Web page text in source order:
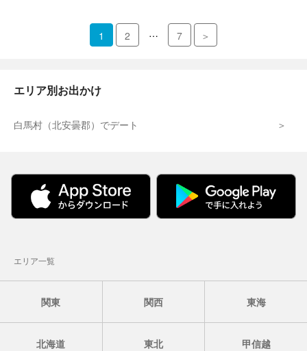
1 2 … 7 ＞
エリア別お出かけ
白馬村（北安曇郡）でデート
エリア一覧
関東 関西 東海
北海道 東北 甲信越